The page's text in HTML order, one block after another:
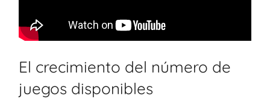
El crecimiento del número de
juegos disponibles